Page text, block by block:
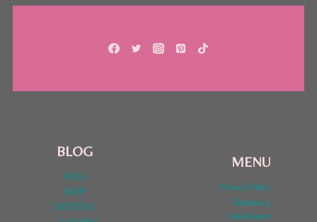
BLOG
HOLA
SHOP
LYFESTYLE
MENU
Privacy Policy
Términos y
Condiciones